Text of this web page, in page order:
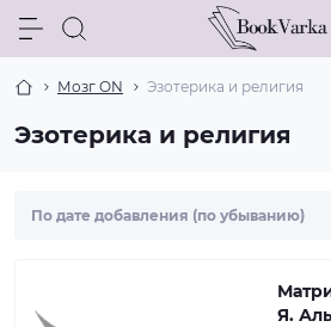
Мозг ON Эзотерика и религия
Эзотерика и религия
Я.